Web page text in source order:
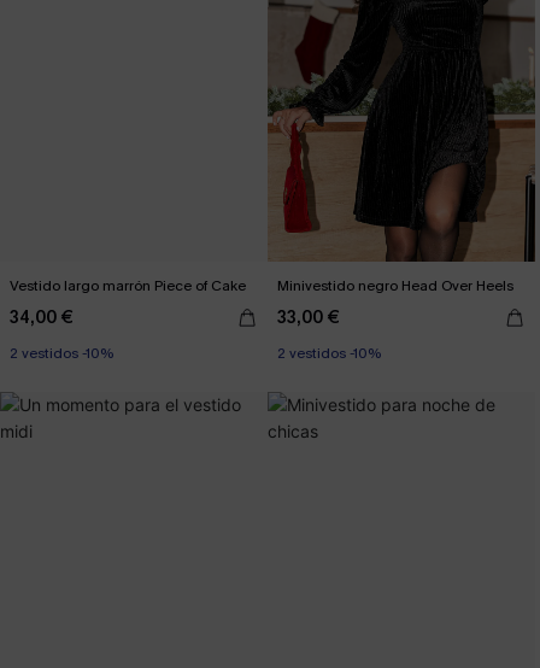
Vestido largo marrón Piece of Cake
34,00 €
2 vestidos -10%
Minivestido negro Head Over Heels
33,00 €
2 vestidos -10%